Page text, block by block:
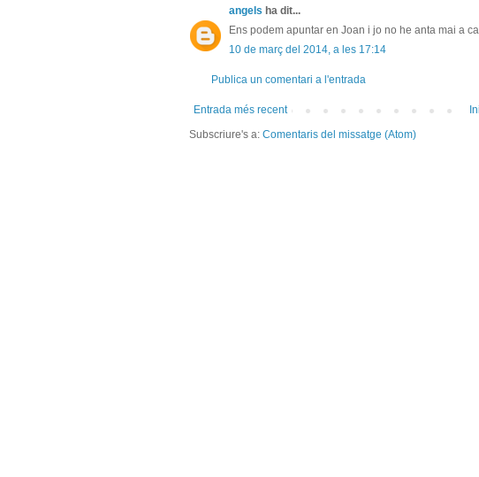
angels ha dit...
Ens podem apuntar en Joan i jo no he anta mai a
10 de març del 2014, a les 17:14
Publica un comentari a l'entrada
Entrada més recent
Subscriure's a: Comentaris del missatge (Atom)